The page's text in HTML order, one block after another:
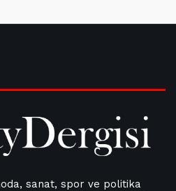
sanat, spor ve politika